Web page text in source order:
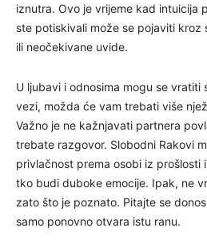
iznutra. Ovo je vrijeme kad intuicija
ste potiskivali može se pojaviti kroz
ili neočekivane uvide.
U ljubavi i odnosima mogu se vratiti
vezi, možda će vam trebati više
Važno je ne kažnjavati partnera
trebate razgovor. Slobodni Rakovi
privlačnost prema osobi iz prošlosti
tko budi duboke emocije. Ipak, ne
zato što je poznato. Pitajte se
samo ponovno otvara istu ranu.